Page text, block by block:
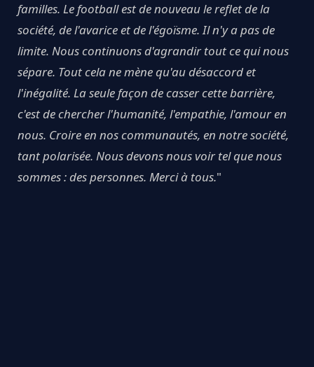
familles. Le football est de nouveau le reflet de la
société, de l'avarice et de l'égoïsme. Il n'y a pas de
limite. Nous continuons d'agrandir tout ce qui nous
sépare. Tout cela ne mène qu'au désaccord et
l'inégalité. La seule façon de casser cette barrière,
c'est de chercher l'humanité, l'empathie, l'amour en
nous. Croire en nos communautés, en notre société,
tant polarisée. Nous devons nous voir tel que nous
sommes : des personnes. Merci à tous."